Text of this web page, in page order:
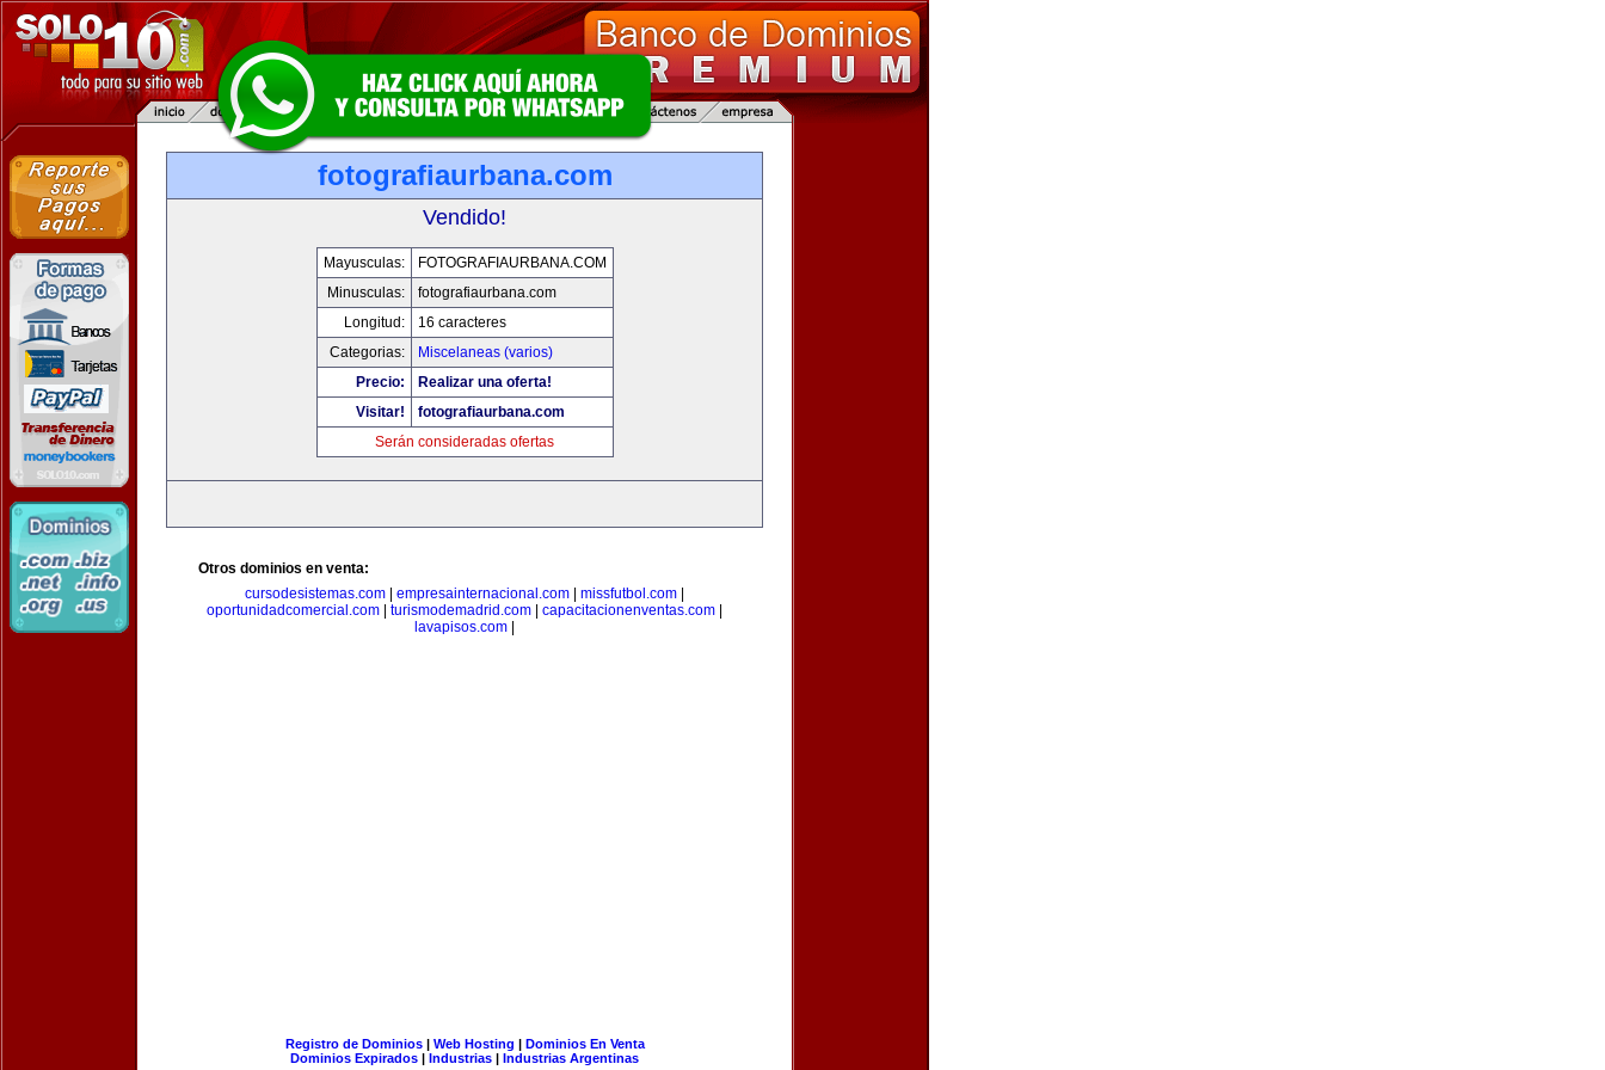
fotografiaurbana.com
Vendido!
Mayusculas:
FOTOGRAFIAURBANA.COM
Minusculas:
fotografiaurbana.com
Longitud:
16 caracteres
Categorias:
Miscelaneas (varios)
Precio:
Realizar una oferta!
Visitar!
fotografiaurbana.com
Serán consideradas ofertas
Otros dominios en venta:
cursodesistemas.com
empresainternacional.com missfutbol.com
oportunidadcomercial.com
turismodemadrid.com capacitacionenventas.com
lavapisos.com
Registro de Dominios| Web Hosting | Dominios En Venta
Dominios Expirados | Industrias | Industrias Argentinas